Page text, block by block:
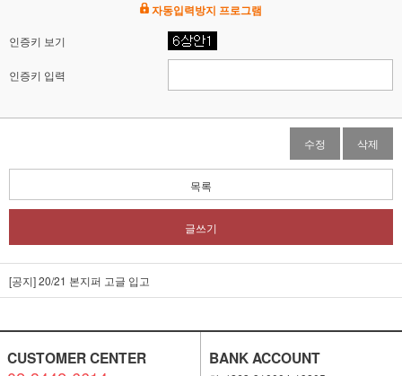
자동입력방지 프로그램
인증키 보기
인증키 입력
수정 삭제
목록
글쓰기
[공지] 20/21 본지퍼 고글 입고
CUSTOMER CENTER BANK ACCOUNT